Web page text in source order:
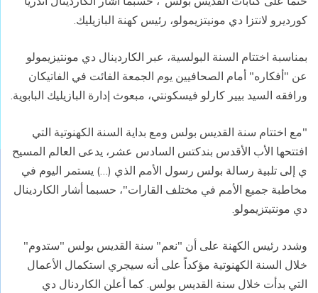
كورديرو لانتزا دي مونيتزيمولو، رئيس كهنة البازيليك.
بمناسبة اختتام السنة البولسية، عبر الكاردينال دي مونتيزيمولو
عن "أفكاره" أمام الصحافيين يوم الجمعة الفائت في الفاتيكان
ورافقه السيد بيير كارلو فيسكونتي، مبعوث إدارة البازيليك البابوية.
"مع اختتام سنة القديس بولس ومع بداية السنة الكهنوتية التي
افتتحها الأب الأقدس بندكتس السادس عشر، يدعى العالم المسيح
ي إلى تلبية رسالة بولس رسول الأمم الذي (…) يستمر اليوم في
مخاطبة جميع الأمم في مختلف القارات"، حسبما أشار الكاردينال
دي مونتيتزيمولو.
وشدد رئيس الكهنة على أن "نعم" سنة القديس بولس "ستدوم"
خلال السنة الكهنوتية مؤكداً على أنه سيجري استكمال الأعمال
التي بدأت خلال سنة القديس بولس. كما أعلن الكاردنال دي